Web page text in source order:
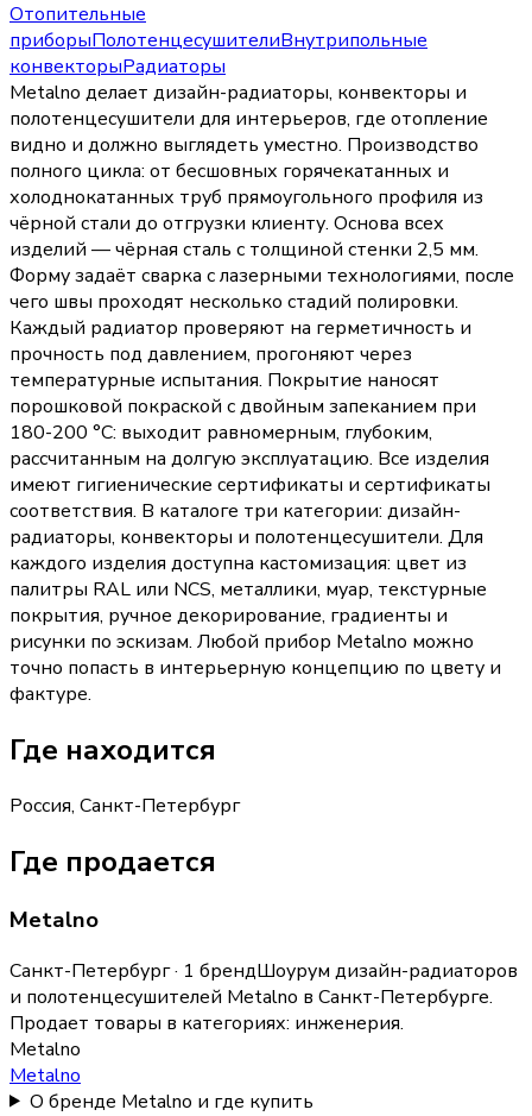
Отопительные
приборыПолотенцесушителиВнутрипольные
конвекторыРадиаторы
Metalno делает дизайн-радиаторы, конвекторы и
полотенцесушители для интерьеров, где отопление
видно и должно выглядеть уместно. Производство
полного цикла: от бесшовных горячекатанных и
холоднокатанных труб прямоугольного профиля из
чёрной стали до отгрузки клиенту. Основа всех
изделий — чёрная сталь с толщиной стенки 2,5 мм.
Форму задаёт сварка с лазерными технологиями, после
чего швы проходят несколько стадий полировки.
Каждый радиатор проверяют на герметичность и
прочность под давлением, прогоняют через
температурные испытания. Покрытие наносят
порошковой покраской с двойным запеканием при
180-200 °C: выходит равномерным, глубоким,
рассчитанным на долгую эксплуатацию. Все изделия
имеют гигиенические сертификаты и сертификаты
соответствия. В каталоге три категории: дизайн-
радиаторы, конвекторы и полотенцесушители. Для
каждого изделия доступна кастомизация: цвет из
палитры RAL или NCS, металлики, муар, текстурные
покрытия, ручное декорирование, градиенты и
рисунки по эскизам. Любой прибор Metalno можно
точно попасть в интерьерную концепцию по цвету и
фактуре.
Где находится
Россия, Санкт-Петербург
Где продается
Metalno
Санкт-Петербург · 1 брендШоурум дизайн-радиаторов
и полотенцесушителей Metalno в Санкт-Петербурге.
Продает товары в категориях: инженерия.
Metalno
Metalno
О бренде Metalno и где купить